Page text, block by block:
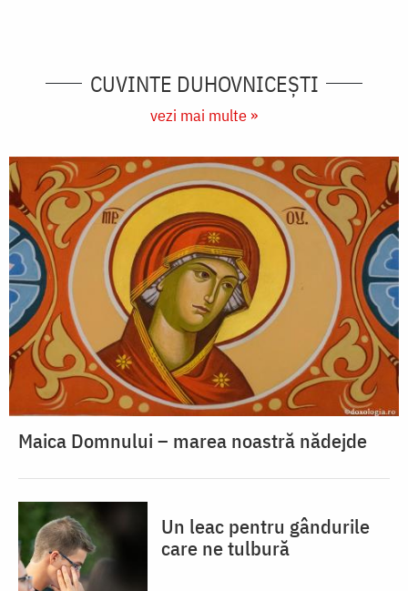
CUVINTE DUHOVNICEȘTI
vezi mai multe »
Maica Domnului – marea noastră nădejde
Un leac pentru gândurile
care ne tulbură